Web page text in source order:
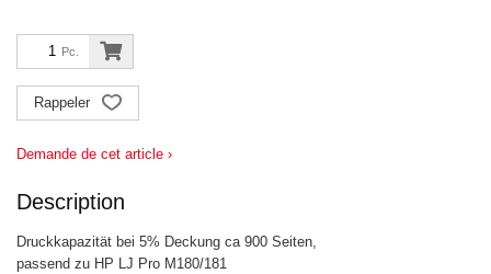
Pc.
Rappeler
Demande de cet article ›
Description
Druckkapazität bei 5% Deckung ca 900 Seiten,
passend zu HP LJ Pro M180/181